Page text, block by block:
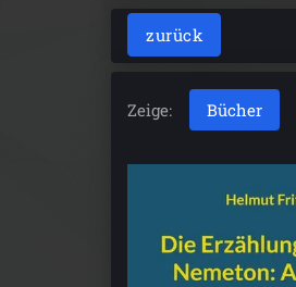
zurück
Zeige: Bücher